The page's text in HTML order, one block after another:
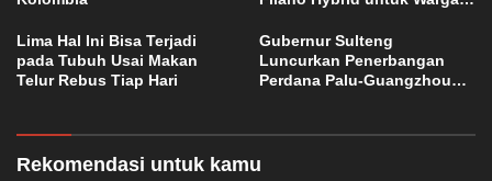
Lima Hal Ini Bisa Terjadi
pada Tubuh Usai Makan
Telur Rebus Tiap Hari
Gubernur Sulteng
Luncurkan Penerbangan
Perdana Palu-Guangzhou
Rekomendasi untuk kamu